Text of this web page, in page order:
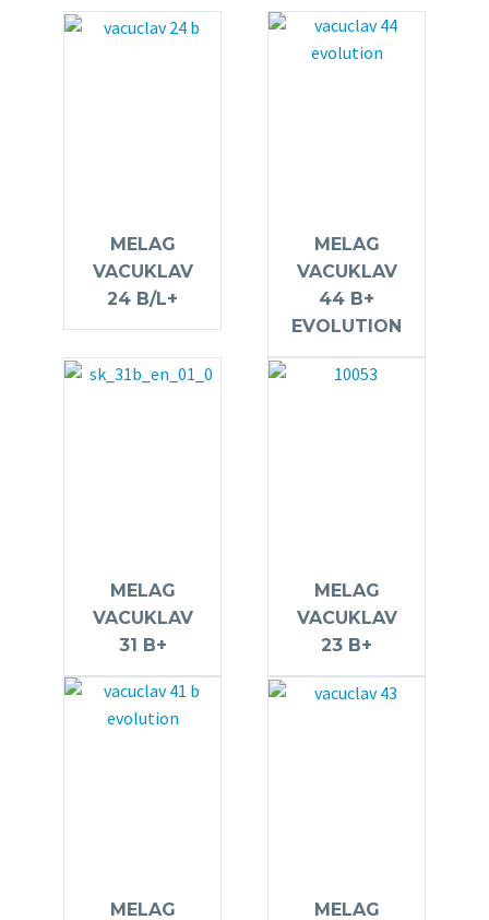
MELAG
VACUKLAV
24 B/L+
MELAG
VACUKLAV
44 B+
EVOLUTION
MELAG
VACUKLAV
31 B+
MELAG
VACUKLAV
23 B+
MELAG MELAG